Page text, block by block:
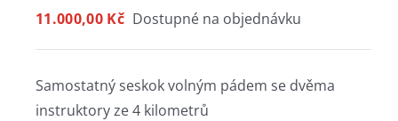
11.000,00 Kč Dostupné na objednávku
Samostatný seskok volným pádem se dvěma
instruktory ze 4 kilometrů